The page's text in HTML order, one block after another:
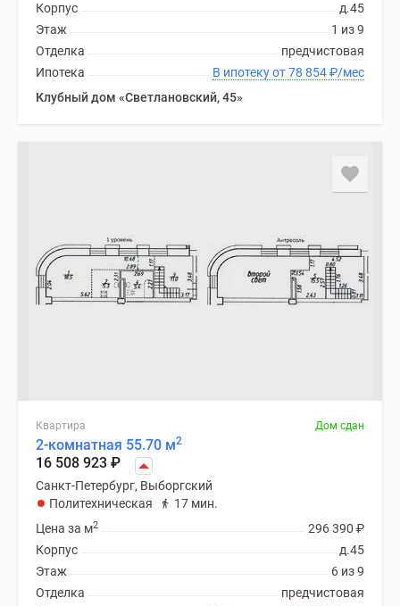
д.45
Корпус
1 из 9
Этаж
предчистовая
Отделка
В ипотеку от 78 854₽/мес
Ипотека
Клубный дом «Светлановский, 45»
Квартира Дом сдан
2-комнатная 55.70 м2
16 508 923 ₽
Санкт-Петербург, Выборгский
Политехническая
17 мин.
296 390 ₽
Цена за м2
д.45
Корпус
6 из 9
Этаж
предчистовая
Отделка